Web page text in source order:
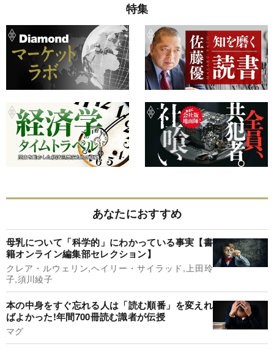
特集
あなたにおすすめ
母乳について「科学的」にわかっている事実【書
籍オンライン編集部セレクション】
クレア・ルウェリン,ヘイリー・サイラッド,上田玲
子,須川綾子
本の中身をすぐ忘れる人は「読む順番」を変えれ
ばよかった!年間700冊読む識者が伝授
マグ